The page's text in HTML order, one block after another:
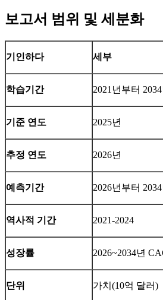
보고서 범위 및 세분화
기인하다 세부
학습기간 2021년부터 2034
기준 연도 2025년
추정 연도 2026년
예측기간 2026년부터 2034
역사적 기간 2021-2024
성장률 2026~2034년
단위 가치(10억 달러)